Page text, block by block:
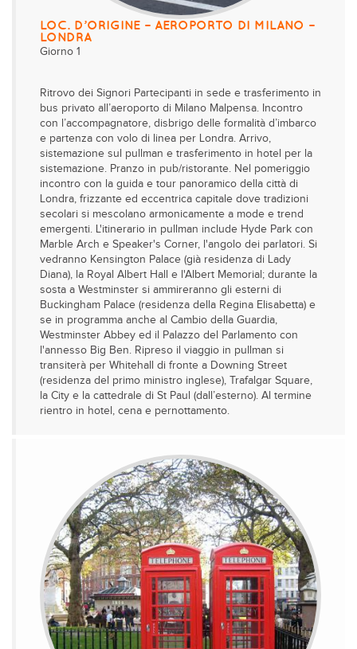
LOC. D’ORIGINE – AEROPORTO DI MILANO –
LONDRA
Giorno 1
Ritrovo dei Signori Partecipanti in sede e trasferimento in
bus privato all’aeroporto di Milano Malpensa. Incontro
con l’accompagnatore, disbrigo delle formalità d’imbarco
e partenza con volo di linea per Londra. Arrivo,
sistemazione sul pullman e trasferimento in hotel per la
sistemazione. Pranzo in pub/ristorante. Nel pomeriggio
incontro con la guida e tour panoramico della città di
Londra, frizzante ed eccentrica capitale dove tradizioni
secolari si mescolano armonicamente a mode e trend
emergenti. L'itinerario in pullman include Hyde Park con
Marble Arch e Speaker's Corner, l'angolo dei parlatori. Si
vedranno Kensington Palace (già residenza di Lady
Diana), la Royal Albert Hall e l'Albert Memorial; durante la
sosta a Westminster si ammireranno gli esterni di
Buckingham Palace (residenza della Regina Elisabetta) e
se in programma anche al Cambio della Guardia,
Westminster Abbey ed il Palazzo del Parlamento con
l'annesso Big Ben. Ripreso il viaggio in pullman si
transiterà per Whitehall di fronte a Downing Street
(residenza del primo ministro inglese), Trafalgar Square,
la City e la cattedrale di St Paul (dall’esterno). Al termine
rientro in hotel, cena e pernottamento.